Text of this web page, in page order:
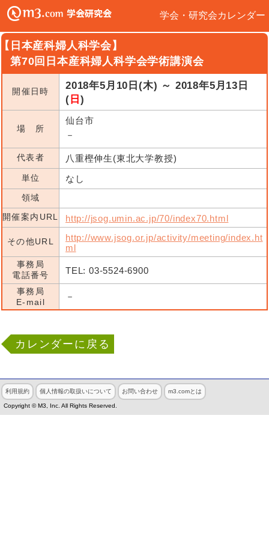
学会・研究会カレンダー
日本産科婦人科学会】
第70回日本産科婦人科学会学術講演会
開催日時
2018年5月10日(木) ～ 2018年5月13日
( 日 )
場 所
仙台市
－
代表者 八重樫伸生(東北大学教授)
単位 なし
領域
開催案内URL
http://jsog.umin.ac.jp/70/index70.html
その他URL
http://www.jsog.or.jp/activity/meeting/index.ht
ml
事務局
電話番号
TEL: 03-5524-6900
事務局
E-mail
－
カレンダーに戻る
利用規約 個人情報の取扱いについて お問い合わせ m3.comとは
Copyright © M3, Inc. All Rights Reserved.